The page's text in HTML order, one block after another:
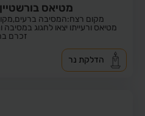
מטיאס
מקום רצח:המסיבה ברעים,
זכרם
הדלקת נר